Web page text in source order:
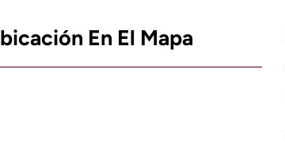
En El Mapa